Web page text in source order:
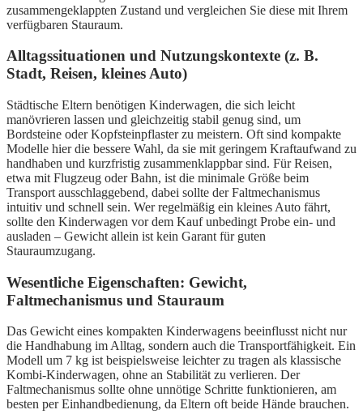
zusammengeklappten Zustand und vergleichen Sie diese mit Ihrem
verfügbaren Stauraum.
Alltagssituationen und Nutzungskontexte (z. B.
Stadt, Reisen, kleines Auto)
Städtische Eltern benötigen Kinderwagen, die sich leicht
manövrieren lassen und gleichzeitig stabil genug sind, um
Bordsteine oder Kopfsteinpflaster zu meistern. Oft sind kompakte
Modelle hier die bessere Wahl, da sie mit geringem Kraftaufwand zu
handhaben und kurzfristig zusammenklappbar sind. Für Reisen,
etwa mit Flugzeug oder Bahn, ist die minimale Größe beim
Transport ausschlaggebend, dabei sollte der Faltmechanismus
intuitiv und schnell sein. Wer regelmäßig ein kleines Auto fährt,
sollte den Kinderwagen vor dem Kauf unbedingt Probe ein- und
ausladen – Gewicht allein ist kein Garant für guten
Stauraumzugang.
Wesentliche Eigenschaften: Gewicht,
Faltmechanismus und Stauraum
Das Gewicht eines kompakten Kinderwagens beeinflusst nicht nur
die Handhabung im Alltag, sondern auch die Transportfähigkeit. Ein
Modell um 7 kg ist beispielsweise leichter zu tragen als klassische
Kombi-Kinderwagen, ohne an Stabilität zu verlieren. Der
Faltmechanismus sollte ohne unnötige Schritte funktionieren, am
besten per Einhandbedienung, da Eltern oft beide Hände brauchen.